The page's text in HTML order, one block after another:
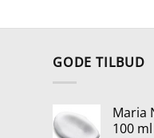
GODE TILBUD
Maria
100